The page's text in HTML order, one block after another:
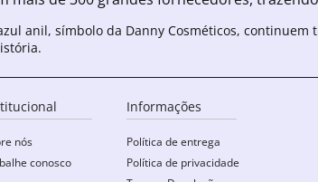
anil, símbolo da Danny Cosméticos,
nós
conosco
Informações
Política de entrega
Política de privacidade